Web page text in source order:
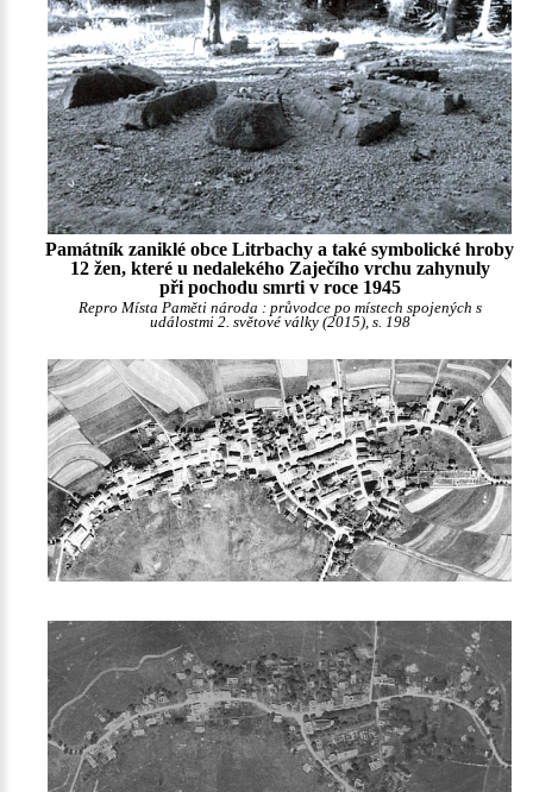
Památník zaniklé obce Litrbachy a také symbolické hroby
12 žen, které u nedalekého Zaječího vrchu zahynuly
při pochodu smrti v roce 1945
Repro Místa Paměti národa : průvodce po místech spojených s
událostmi 2. světové války (2015), s. 198